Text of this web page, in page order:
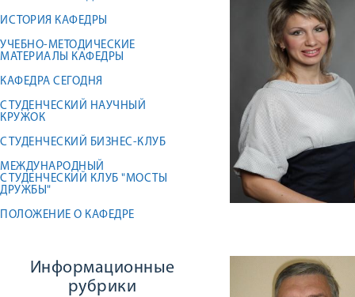
ИСТОРИЯ КАФЕДРЫ
УЧЕБНО-МЕТОДИЧЕСКИЕ
МАТЕРИАЛЫ КАФЕДРЫ
КАФЕДРА СЕГОДНЯ
СТУДЕНЧЕСКИЙ НАУЧНЫЙ
КРУЖОК
СТУДЕНЧЕСКИЙ БИЗНЕС-КЛУБ
МЕЖДУНАРОДНЫЙ
СТУДЕНЧЕСКИЙ КЛУБ "МОСТЫ
ДРУЖБЫ"
ПОЛОЖЕНИЕ О КАФЕДРЕ
Информационные
рубрики